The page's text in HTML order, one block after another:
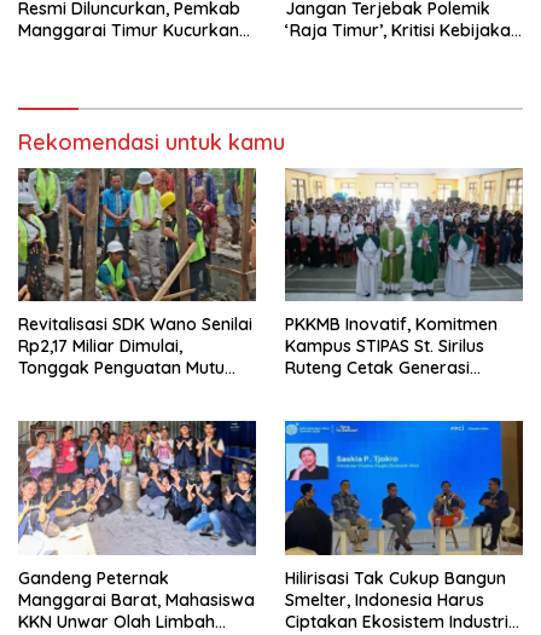
Resmi Diluncurkan, Pemkab
Manggarai Timur Kucurkan
Jangan Terjebak Polemik
‘Raja Timur’, Kritisi Kebijakan
Rekomendasi untuk kamu
Revitalisasi SDK Wano Senilai
Rp2,17 Miliar Dimulai,
Tonggak Penguatan Mutu
PKKMB Inovatif, Komitmen
Kampus STIPAS St. Sirilus
Ruteng Cetak Generasi
Gandeng Peternak
Manggarai Barat, Mahasiswa
KKN Unwar Olah Limbah
Hilirisasi Tak Cukup Bangun
Smelter, Indonesia Harus
Ciptakan Ekosistem Industri